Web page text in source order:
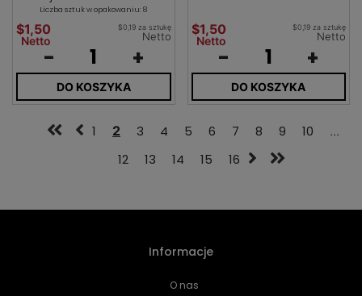
Liczba sztuk w opakowaniu: 8
$1,50
Netto
$0,19 za sztukę
Netto
- +
DO KOSZYKA
$1,50
Netto
$0,19 za sztukę
Netto
- +
DO KOSZYKA
1 2 3 4 5 6 7 8 9 10 ...
12 13 14 15 16
Informacje
O nas